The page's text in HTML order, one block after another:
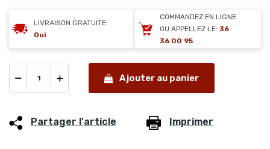
LIVRAISON GRATUITE:
Oui
COMMANDEZ EN LIGNE
OU APPELLEZ LE: 36
36 00 95
Ajouter au panier
Partager l'article Imprimer